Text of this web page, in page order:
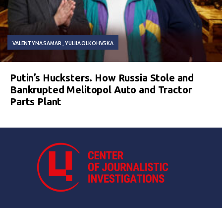
VALENTYNA SAMAR YULIIA OLKOHVSKA
Putin’s Hucksters. How Russia Stole and
Bankrupted Melitopol Auto and Tractor
Parts Plant